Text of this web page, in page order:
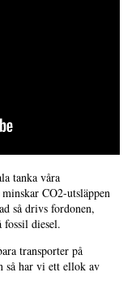
tanka våra
CO2-utsläppen
så drivs fordonen,
fossil diesel.
transporter på
så har vi ett ellok av